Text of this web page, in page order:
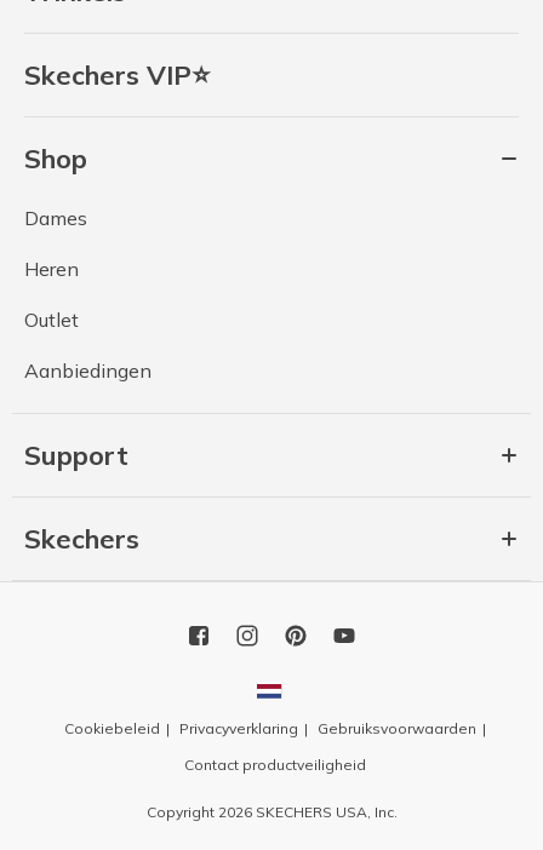
Skechers VIP⭐
Shop
Dames
Heren
Outlet
Aanbiedingen
Support
Skechers
Cookiebeleid Privacyverklaring
Gebruiksvoorwaarden
Contact productveiligheid
Copyright 2026 SKECHERS USA, Inc.